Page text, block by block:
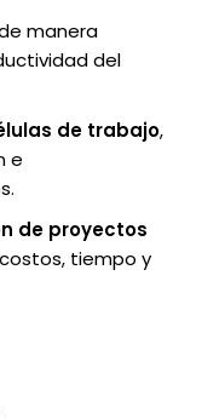
manera
del
de trabajo,
e
de proyectos
tiempo y